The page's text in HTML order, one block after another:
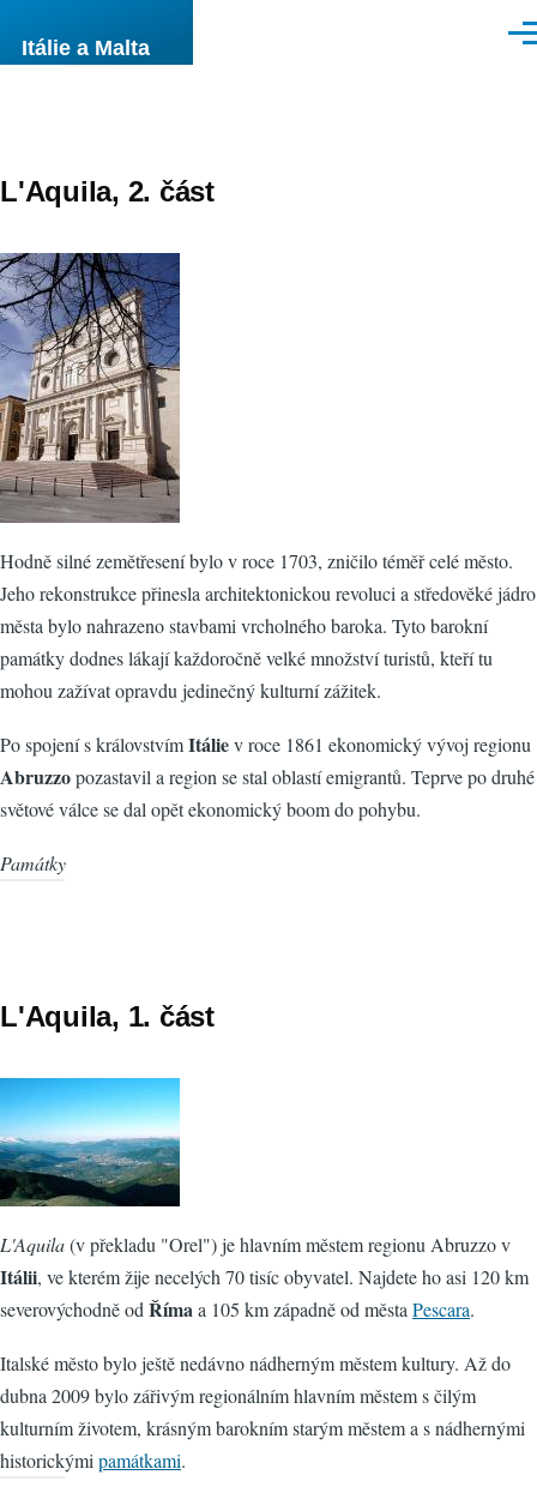
Itálie a Malta
L'Aquila, 2. část
Hodně silné zemětřesení bylo v roce 1703, zničilo téměř celé město.
Jeho rekonstrukce přinesla architektonickou revoluci a středověké jádro
města bylo nahrazeno stavbami vrcholného baroka. Tyto barokní
památky dodnes lákají každoročně velké množství turistů, kteří tu
mohou zažívat opravdu jedinečný kulturní zážitek.
Po spojení s královstvímItáliev roce 1861 ekonomický vývoj regionu
Abruzzopozastavil a region se stal oblastí emigrantů. Teprve po druhé
světové válce se dal opět ekonomický boom do pohybu.
Památky
L'Aquila, 1. část
L'Aquila(v překladu "Orel") je hlavním městem regionu Abruzzo v
Itálii, ve kterém žije necelých 70 tisíc obyvatel. Najdete ho asi 120 km
severovýchodně od Římaa 105 km západně od města Pescara.
Italské město bylo ještě nedávno nádherným městem kultury. Až do
dubna 2009 bylo zářivým regionálním hlavním městem s čilým
kulturním životem, krásným barokním starým městem a s nádhernými
historickými památkami.